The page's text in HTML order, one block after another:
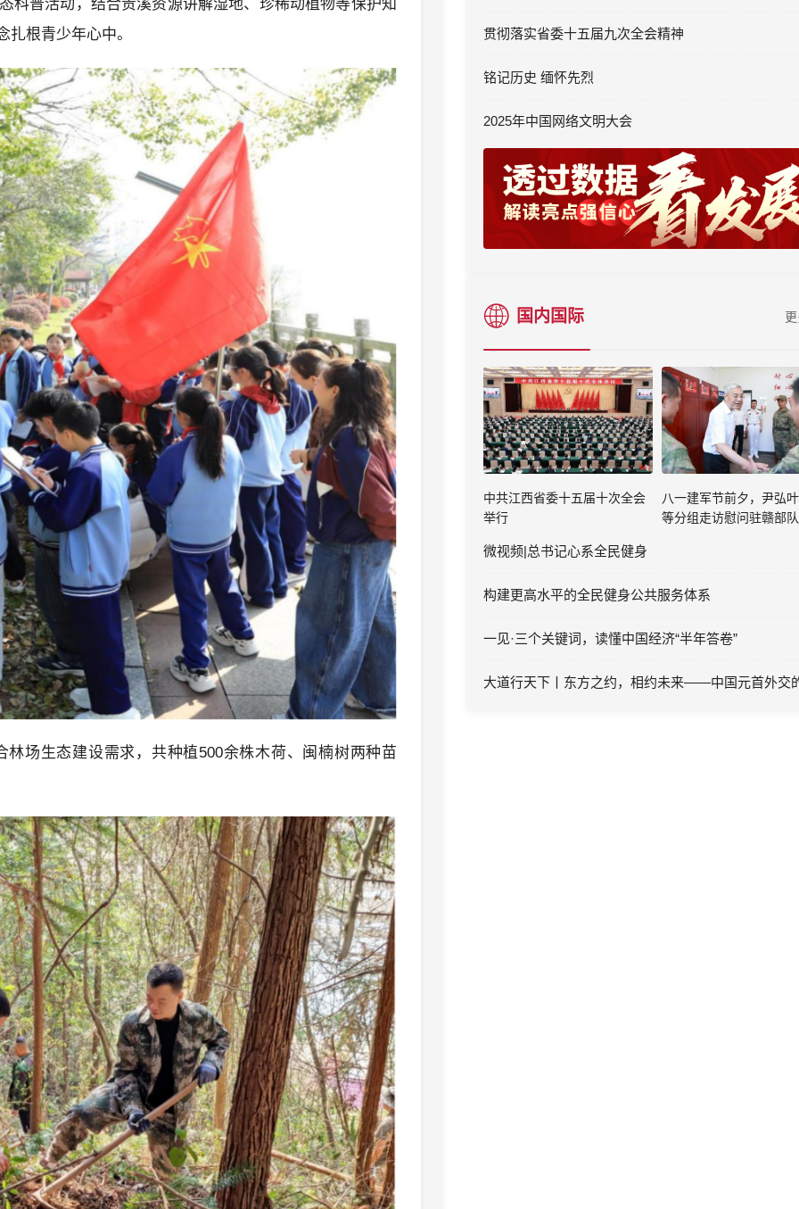
科普活动，结合贵溪资源讲解湿地、珍稀动植物等保护知
根青少年心中。
场生态建设需求，共种植500余株木荷、闽楠树两种苗
贯彻落实省委十五届九次全会精神
铭记历史 缅怀先烈
2025年中国网络文明大会
国内国际
中共江西省委十五届十次全会
举行
八一建军节前夕，尹弘
等分组走访慰问驻赣部队
微视频|总书记心系全民健身
构建更高水平的全民健身公共服务体系
一见·三个关键词，读懂中国经济“半年答卷”